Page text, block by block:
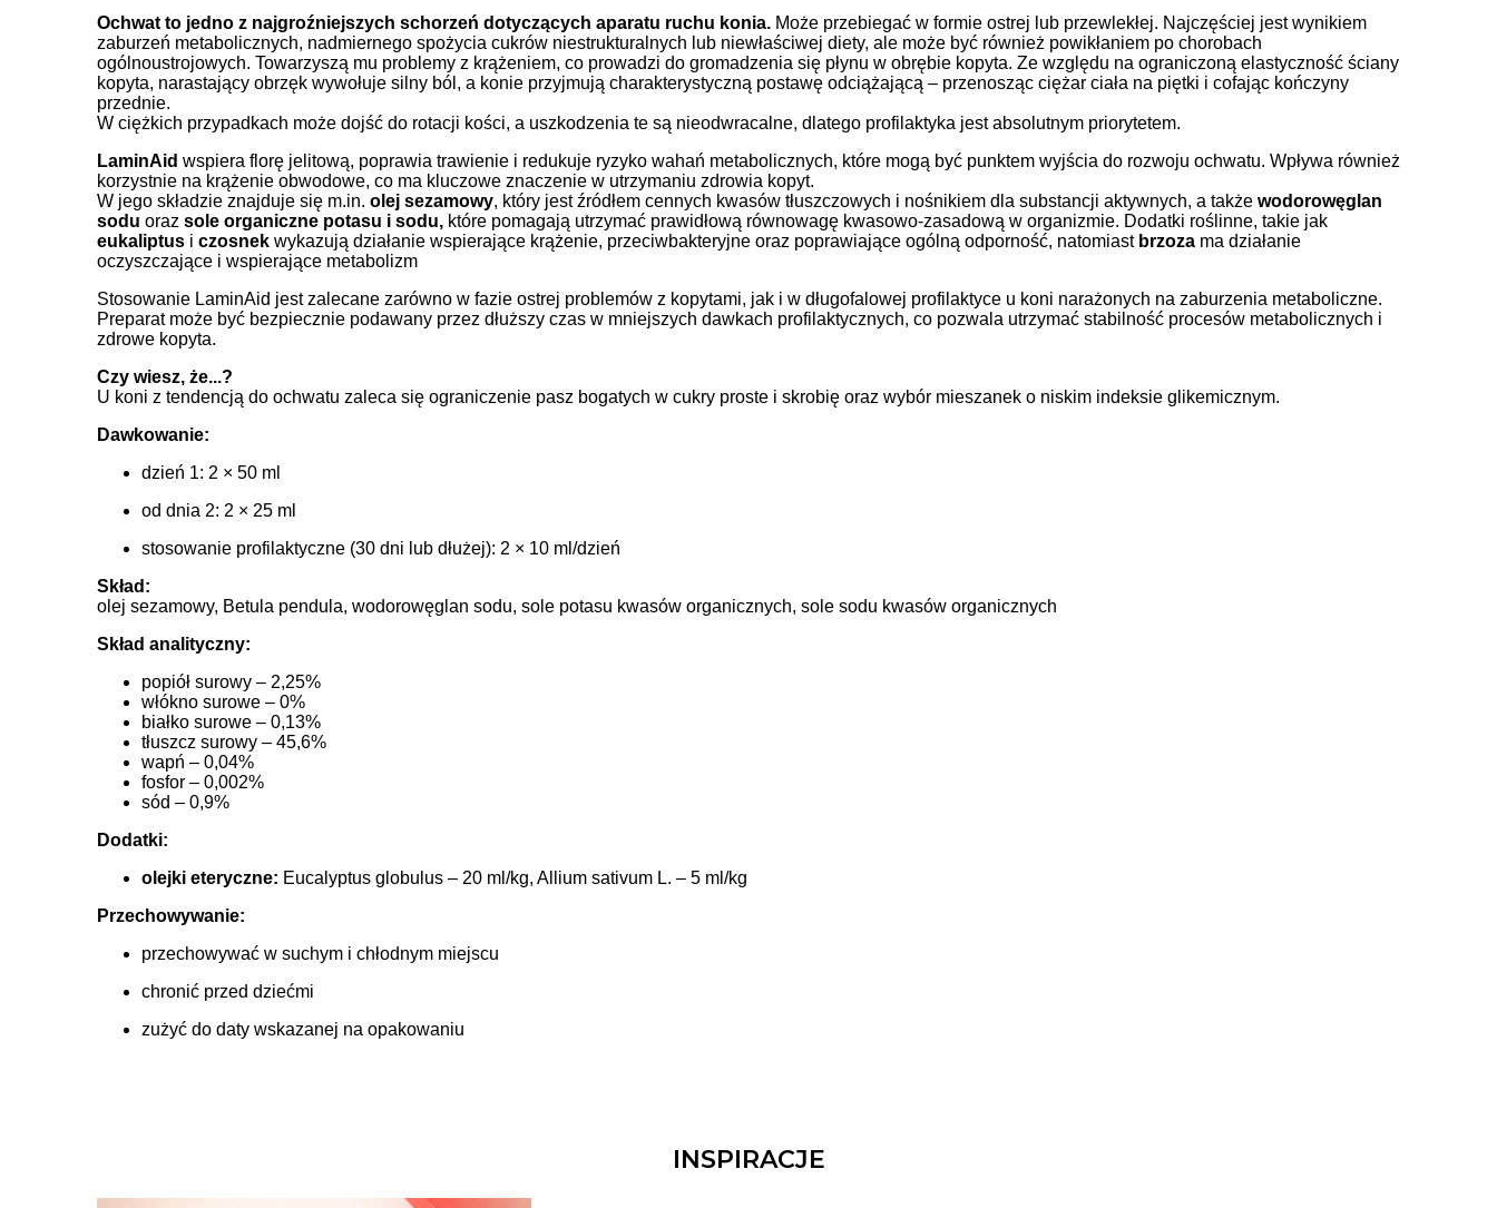
Ochwat to jedno z najgroźniejszych schorzeń dotyczących aparatu ruchu konia. Może przebiegać w formie ostrej lub przewlekłej. Najczęściej jest wynikiem
zaburzeń metabolicznych, nadmiernego spożycia cukrów niestrukturalnych lub niewłaściwej diety, ale może być również powikłaniem po chorobach
ogólnoustrojowych. Towarzyszą mu problemy z krążeniem, co prowadzi do gromadzenia się płynu w obrębie kopyta. Ze względu na ograniczoną elastyczność ściany
kopyta, narastający obrzęk wywołuje silny ból, a konie przyjmują charakterystyczną postawę odciążającą – przenosząc ciężar ciała na piętki i cofając kończyny
przednie.
W ciężkich przypadkach może dojść do rotacji kości, a uszkodzenia te są nieodwracalne, dlatego profilaktyka jest absolutnym priorytetem.
LaminAid wspiera florę jelitową, poprawia trawienie i redukuje ryzyko wahań metabolicznych, które mogą być punktem wyjścia do rozwoju ochwatu. Wpływa również
korzystnie na krążenie obwodowe, co ma kluczowe znaczenie w utrzymaniu zdrowia kopyt.
W jego składzie znajduje się m.in. olej sezamowy, który jest źródłem cennych kwasów tłuszczowych i nośnikiem dla substancji aktywnych, a także wodorowęglan
sodu oraz sole organiczne potasu i sodu, które pomagają utrzymać prawidłową równowagę kwasowo-zasadową w organizmie. Dodatki roślinne, takie jak
eukaliptus i czosnek wykazują działanie wspierające krążenie, przeciwbakteryjne oraz poprawiające ogólną odporność, natomiast brzoza ma działanie
oczyszczające i wspierające metabolizm
Stosowanie LaminAid jest zalecane zarówno w fazie ostrej problemów z kopytami, jak i w długofalowej profilaktyce u koni narażonych na zaburzenia metaboliczne.
Preparat może być bezpiecznie podawany przez dłuższy czas w mniejszych dawkach profilaktycznych, co pozwala utrzymać stabilność procesów metabolicznych i
zdrowe kopyta.
Czy wiesz, że...?
U koni z tendencją do ochwatu zaleca się ograniczenie pasz bogatych w cukry proste i skrobię oraz wybór mieszanek o niskim indeksie glikemicznym.
Dawkowanie:
dzień 1: 2 × 50 ml
od dnia 2: 2 × 25 ml
stosowanie profilaktyczne (30 dni lub dłużej): 2 × 10 ml/dzień
Skład:
olej sezamowy, Betula pendula, wodorowęglan sodu, sole potasu kwasów organicznych, sole sodu kwasów organicznych
Skład analityczny:
popiół surowy – 2,25%
włókno surowe – 0%
białko surowe – 0,13%
tłuszcz surowy – 45,6%
wapń – 0,04%
fosfor – 0,002%
sód – 0,9%
Dodatki:
olejki eteryczne: Eucalyptus globulus – 20 ml/kg, Allium sativum L. – 5 ml/kg
Przechowywanie:
przechowywać w suchym i chłodnym miejscu
chronić przed dziećmi
zużyć do daty wskazanej na opakowaniu
INSPIRACJE